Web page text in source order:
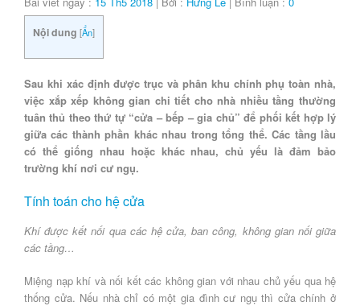
Nội dung [Ẩn]
Sau khi xác định được trục và phân khu chính phụ toàn nhà,
việc xắp xếp không gian chi tiết cho nhà nhiều tầng thường
tuân thủ theo thứ tự “cửa – bếp – gia chủ” để phối kết hợp lý
giữa các thành phần khác nhau trong tổng thể. Các tầng lầu
có thể giống nhau hoặc khác nhau, chủ yếu là đảm bảo
trường khí nơi cư ngụ.
Tính toán cho hệ cửa
Khí được kết nối qua các hệ cửa, ban công, không gian nối giữa
các tầng…
Miệng nạp khí và nối kết các không gian với nhau chủ yếu qua hệ
thống cửa. Nếu nhà chỉ có một gia đình cư ngụ thì cửa chính ở